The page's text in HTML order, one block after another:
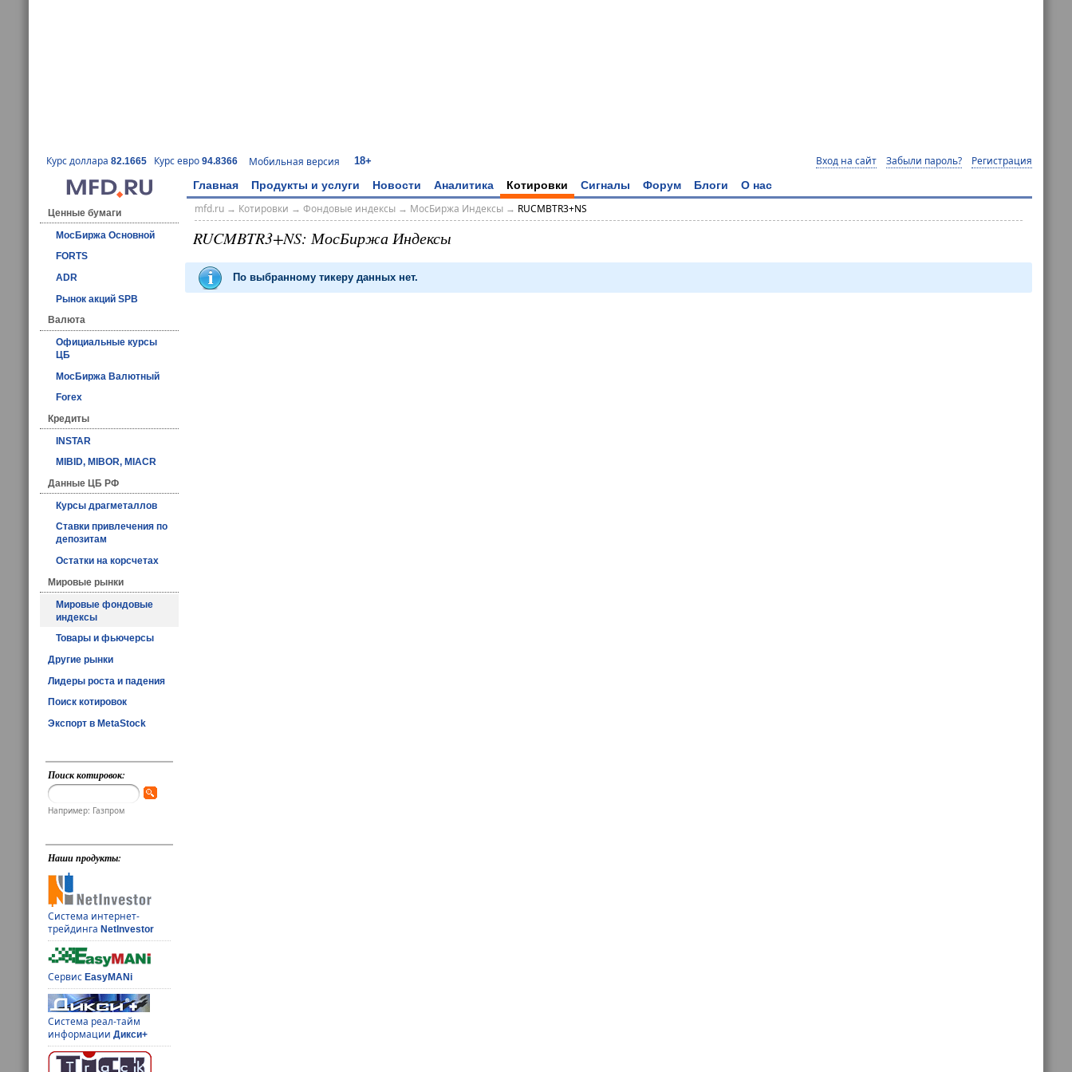
Курс доллара 82.1665 Курс евро 94.8366 Мобильная версия 18+ Вход на сайт Забыли пароль? Регистрация
Главная Продукты и услуги Новости Аналитика Котировки Сигналы Форум Блоги О нас
Ценные бумаги
МосБиржа Основной
FORTS
ADR
Рынок акций SPB
Валюта
Официальные курсы
ЦБ
МосБиржа Валютный
Forex
Кредиты
INSTAR
MIBID, MIBOR, MIACR
Данные ЦБ РФ
Курсы драгметаллов
Ставки привлечения по
депозитам
Остатки на корсчетах
Мировые рынки
Мировые фондовые
индексы
Товары и фьючерсы
Другие рынки
Лидеры роста и падения
Поиск котировок
Экспорт в MetaStock
Поиск котировок:
Например: Газпром
Наши продукты:
Система интернет-
трейдингаNetInvestor
СервисEasyMANi
Система реал-тайм
информацииДикси+
mfd.ru→ Котировки → Фондовые индексы→ МосБиржа Индексы→ RUCMBTR3+NS
RUCMBTR3+NS: МосБиржа Индексы
По выбранному тикеру данных нет.